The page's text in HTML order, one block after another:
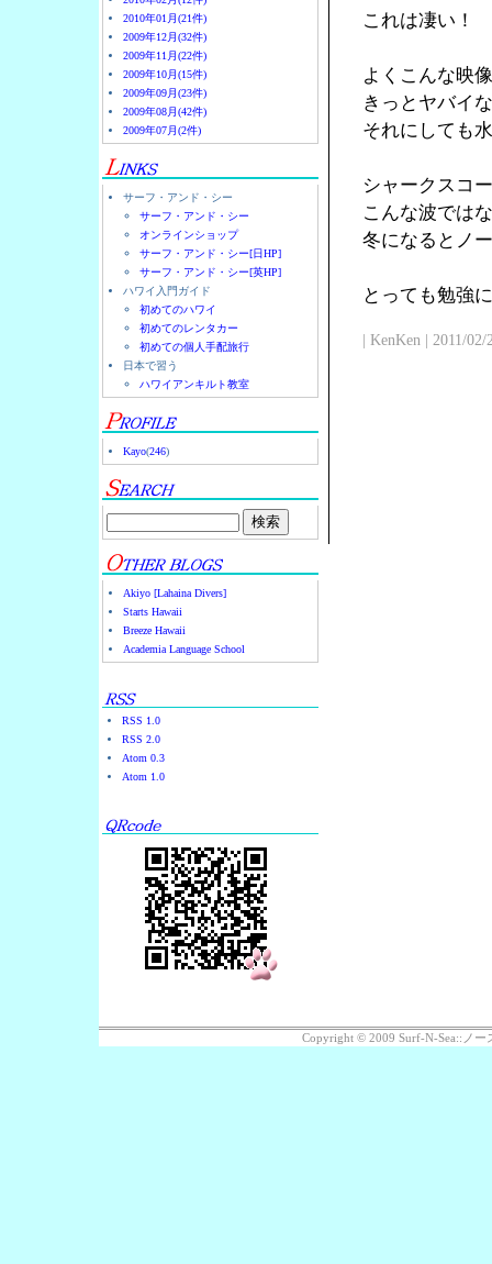
2010年01月(21件)
2009年12月(32件)
2009年11月(22件)
2009年10月(15件)
2009年09月(23件)
2009年08月(42件)
2009年07月(2件)
サーフ・アンド・シー
サーフ・アンド・シー
オンラインショップ
サーフ・アンド・シー[日HP]
サーフ・アンド・シー[英HP]
ハワイ入門ガイド
初めてのハワイ
初めてのレンタカー
初めての個人手配旅行
日本で習う
ハワイアンキルト教室
Kayo(246)
Akiyo [Lahaina Divers]
Starts Hawaii
Breeze Hawaii
Academia Language School
RSS 1.0
RSS 2.0
Atom 0.3
Atom 1.0
これは凄い！
よくこんな映
きっとヤバイ
それにしても
シャークスコ
こんな波では
冬になるとノ
とっても勉強
| KenKen | 2011/
Copyright © 2009 Surf-N-Sea::ノー